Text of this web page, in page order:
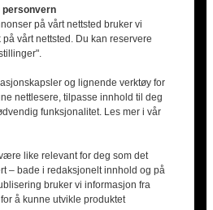
Nordisk Ministerråd
i artiklene.
| Kontakt oss|
personvern
på vårt nettsted bruker vi
vårt nettsted. Du kan reservere
og lignende verktøy for
nettlesere, tilpasse innhold til deg
funksjonalitet. Les mer i vår
like relevant for deg som det
– bade i redaksjonelt innhold og på
bruker vi informasjon fra
å kunne utvikle produktet